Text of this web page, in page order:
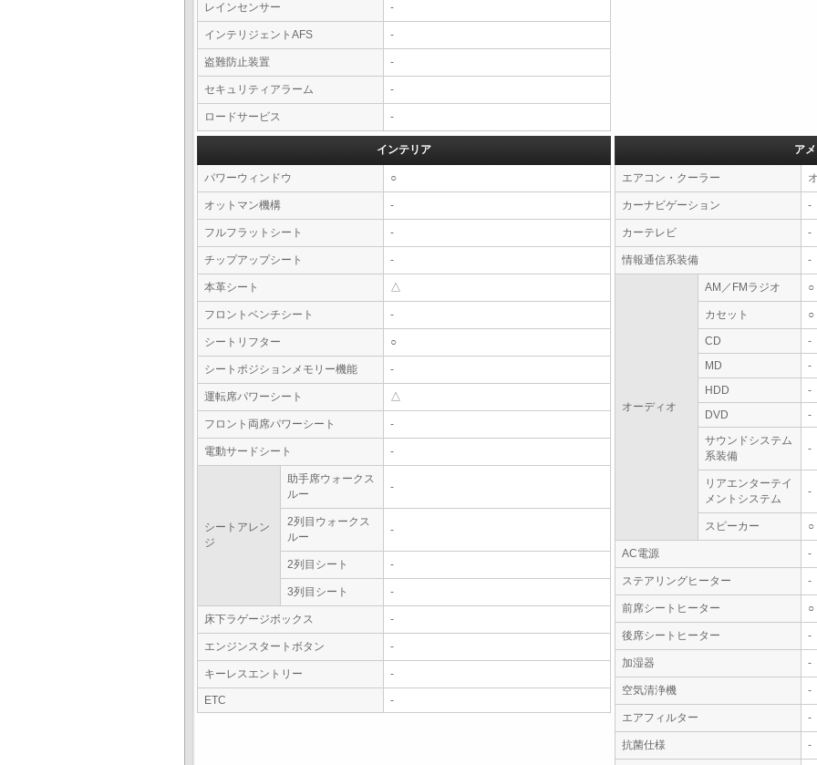
レインセンサー -
インテリジェントAFS -
盗難防止装置 -
セキュリティアラーム -
ロードサービス -
インテリア
パワーウィンドウ ○
オットマン機構 -
フルフラットシート -
チップアップシート -
本革シート △
フロントベンチシート -
シートリフター ○
シートポジションメモリー機能 -
運転席パワーシート △
フロント両席パワーシート -
電動サードシート -
シートアレン
ジ
助手席ウォークス
ルー
-
2列目ウォークス
ルー
-
2列目シート -
3列目シート -
床下ラゲージボックス -
エンジンスタートボタン -
キーレスエントリー -
ETC -
ア
エアコン・クーラー
カーナビゲーション -
カーテレビ -
情報通信系装備 -
オーディオ
AM／FMラジオ ○
カセット ○
CD
-
MD
-
HDD
-
DVD
-
サウンドシステム
系装備
-
リアエンターテイ
メントシステム
-
スピーカー ○
AC電源 -
ステアリングヒーター -
前席シートヒーター ○
後席シートヒーター -
加湿器 -
空気清浄機 -
エアフィルター -
抗菌仕様 -